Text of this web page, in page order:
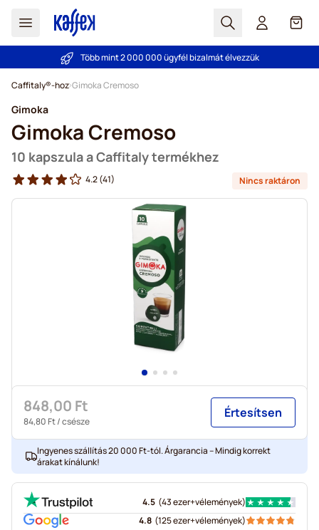
Search Cart
Árgarancia- Mindig korrekt árakat kínálunk!
Több mint 2 000 000 ügyfél bizalmát élvezzük
Caffitaly®-hoz Gimoka Cremoso
Gimoka
Gimoka Cremoso
10 kapszula a Caffitaly termékhez
4.2(41) Nincs raktáron
848,00 Ft
84,80 Ft/ csésze
Értesítsen
Ingyenes szállítás 20 000 Ft-tól. Árgarancia – Mindig korrekt
árakat kínálunk!
4.5 (43 ezer+vélemények)
4.8 (125 ezer+vélemények)